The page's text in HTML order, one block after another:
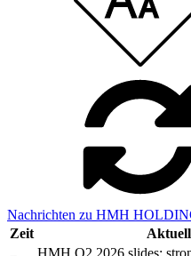
Nachrichten zu HMH
Zeit
HMH Q2 2026 slides: